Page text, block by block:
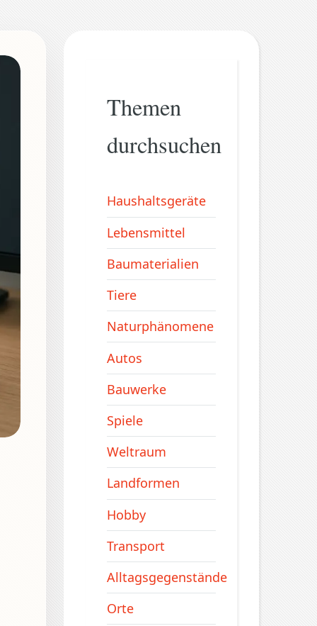
Themen
durchsuchen
Haushaltsgeräte
Lebensmittel
Baumaterialien
Tiere
Naturphänomene
Autos
Bauwerke
Spiele
Weltraum
Landformen
Hobby
Transport
Alltagsgegenstände
Orte